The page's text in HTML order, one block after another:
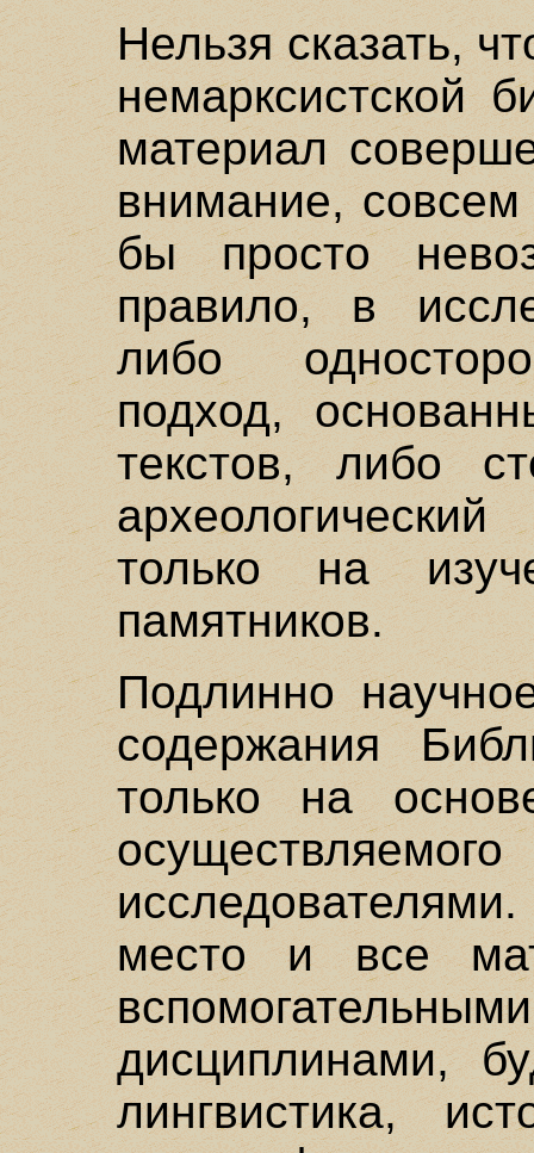
Нельзя сказать,
немарксистской
материал
внимание, совсем
бы просто
правило, в
либо
подход,
текстов, либо
только на
памятников.
Подлинно
содержания
только на
место и все
дисциплинами,
лингвистика,